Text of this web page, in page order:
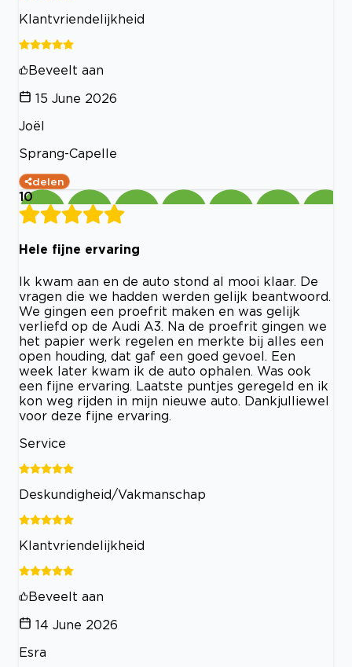
Klantvriendelijkheid
Beveelt aan
15 June 2026
Joël
Sprang-Capelle
delen
10
Hele fijne ervaring
Ik kwam aan en de auto stond al mooi klaar. De
vragen die we hadden werden gelijk beantwoord.
We gingen een proefrit maken en was gelijk
verliefd op de Audi A3. Na de proefrit gingen we
het papier werk regelen en merkte bij alles een
open houding, dat gaf een goed gevoel. Een
week later kwam ik de auto ophalen. Was ook
een fijne ervaring. Laatste puntjes geregeld en ik
kon weg rijden in mijn nieuwe auto. Dankjulliewel
voor deze fijne ervaring.
Service
Deskundigheid/Vakmanschap
Klantvriendelijkheid
Beveelt aan
14 June 2026
Esra